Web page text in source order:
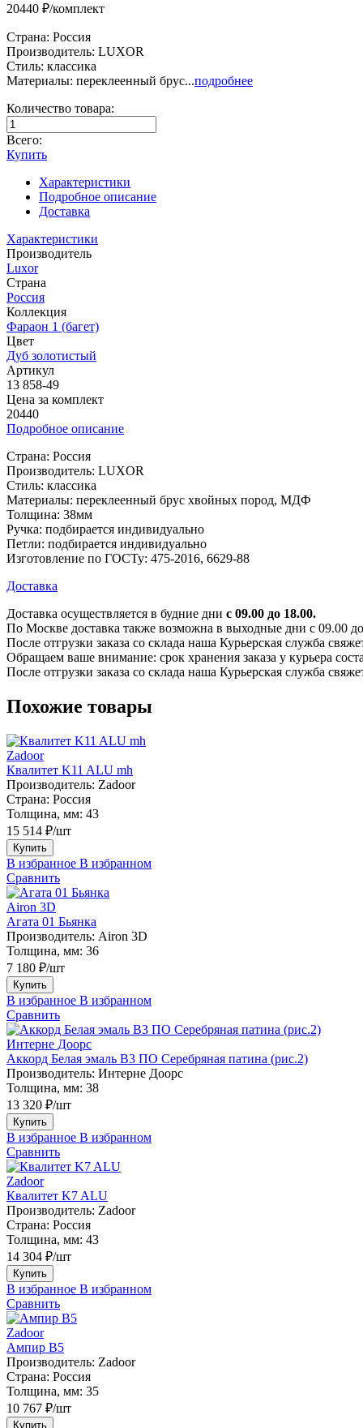
20440 ₽/комплект
Страна: Россия
Производитель: LUXOR
Стиль: классика
Материалы: переклеенный брус...подробнее
Количество товара:
Всего:
Купить
Характеристики
Подробное описание
Доставка
Характеристики
Производитель
Luxor
Страна
Россия
Коллекция
Фараон 1 (багет)
Цвет
Дуб золотистый
Артикул
13 858-49
Цена за комплект
20440
Подробное описание
Страна: Россия
Производитель: LUXOR
Стиль: классика
Материалы: переклеенный брус хвойных пород, МДФ
Толщина: 38мм
Ручка: подбирается индивидуально
Петли: подбирается индивидуально
Изготовление по ГОСТу: 475-2016, 6629-88
Доставка
Доставка осуществляется в будние дни с 09.00 до 18.00.
По Москве доставка также возможна в выходные дни с 09.00
После отгрузки заказа со склада наша Курьерская служба
Обращаем ваше внимание: срок хранения заказа у курьера
После отгрузки заказа со склада наша Курьерская служба
Похожие товары
Zadoor
Квалитет K11 ALU mh
Производитель: Zadoor
Страна: Россия
Толщина, мм: 43
15 514 ₽/шт
Купить
В избранное В избранном
Сравнить
Airon 3D
Агата 01 Бьянка
Производитель: Airon 3D
Толщина, мм: 36
7 180 ₽/шт
Купить
В избранное В избранном
Сравнить
Интерне Доорс
Аккорд Белая эмаль В3 ПО Серебряная патина (рис.2)
Производитель: Интерне Доорс
Толщина, мм: 38
13 320 ₽/шт
Купить
В избранное В избранном
Сравнить
Zadoor
Квалитет K7 ALU
Производитель: Zadoor
Страна: Россия
Толщина, мм: 43
14 304 ₽/шт
Купить
В избранное В избранном
Сравнить
Zadoor
Ампир В5
Производитель: Zadoor
Страна: Россия
Толщина, мм: 35
10 767 ₽/шт
Купить